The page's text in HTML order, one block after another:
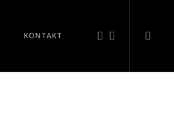
KONTAKT FACEBOOK
LINKEDIN